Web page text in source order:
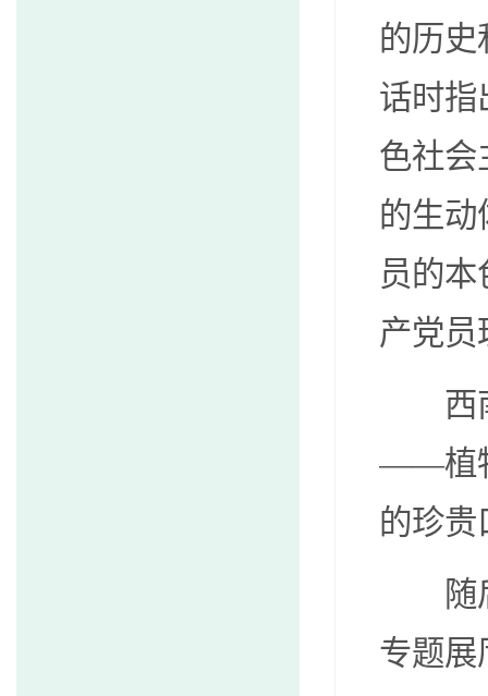
的历史
话时指
色社会
的生动
员的
产党员
西
——植
的珍贵
专题展